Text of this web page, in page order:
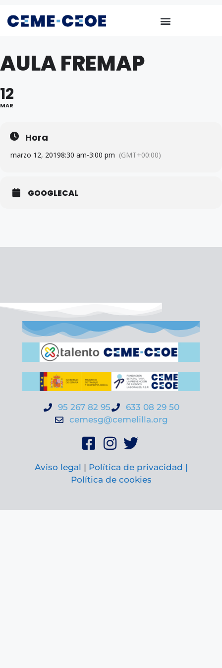
AULA FREMAP
12
MAR
Hora
marzo 12, 20198:30 am-3:00 pm (GMT+00:00)
GOOGLECAL
95 267 82 95
633 08 29 50
cemesg@cemelilla.org
Aviso legal | Política de privacidad |
Política de cookies